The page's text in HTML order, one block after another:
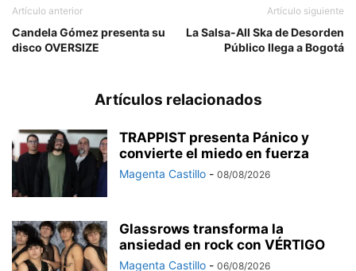
Artículo anterior
Candela Gómez presenta su
disco OVERSIZE
Artículo siguiente
La Salsa-All Ska de Desorden
Público llega a Bogotá
Artículos relacionados
TRAPPIST presenta Pánico y
convierte el miedo en fuerza
Magenta Castillo - 08/08/2026
Glassrows transforma la
ansiedad en rock con VÉRTIGO
Magenta Castillo - 06/08/2026